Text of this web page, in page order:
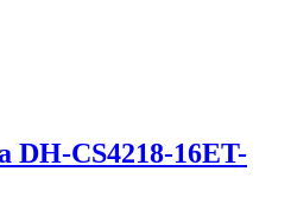
DH-CS4218-16ET-